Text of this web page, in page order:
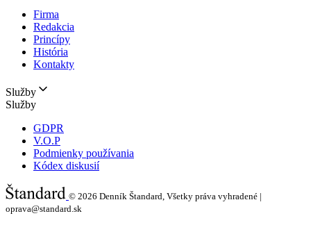
Firma
Redakcia
Princípy
História
Kontakty
Služby
Služby
GDPR
V.O.P
Podmienky používania
Kódex diskusií
© 2026 Denník Štandard, Všetky práva vyhradené |
oprava@standard.sk